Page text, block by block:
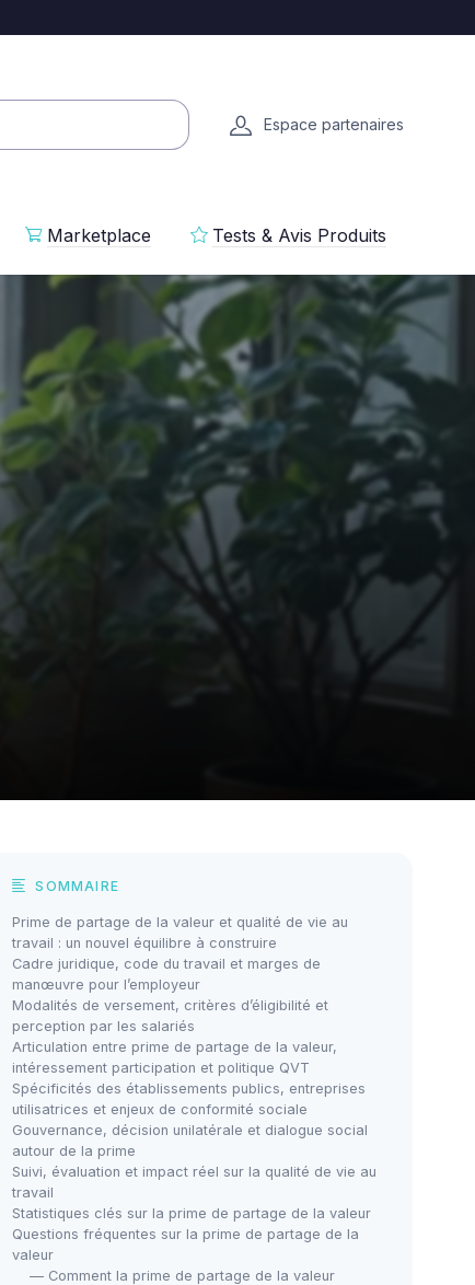
Espace partenaires
Marketplace Tests & Avis Produits
SOMMAIRE
Prime de partage de la valeur et qualité de vie au
travail : un nouvel équilibre à construire
Cadre juridique, code du travail et marges de
manœuvre pour l’employeur
Modalités de versement, critères d’éligibilité et
perception par les salariés
Articulation entre prime de partage de la valeur,
intéressement participation et politique QVT
Spécificités des établissements publics, entreprises
utilisatrices et enjeux de conformité sociale
Gouvernance, décision unilatérale et dialogue social
autour de la prime
Suivi, évaluation et impact réel sur la qualité de vie au
travail
Statistiques clés sur la prime de partage de la valeur
Questions fréquentes sur la prime de partage de la
valeur
— Comment la prime de partage de la valeur